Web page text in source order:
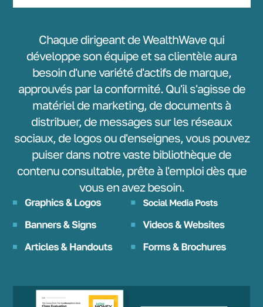
Chaque dirigeant de WealthWave qui
développe son équipe et sa clientèle aura
besoin d'une variété d'actifs de marque,
approuvés par la conformité. Qu'il s'agisse de
matériel de marketing, de documents à
distribuer, de messages sur les réseaux
sociaux, de logos ou d'enseignes, vous pouvez
puiser dans notre vaste bibliothèque de
contenu consultable, prête à l'emploi dès que
vous en avez besoin.